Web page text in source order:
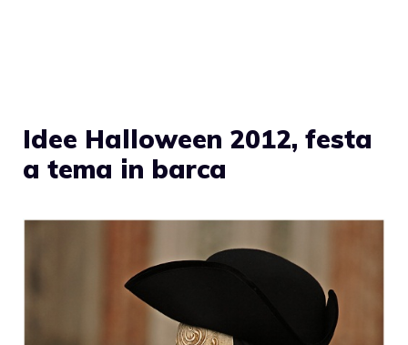
Idee Halloween 2012, festa
a tema in barca